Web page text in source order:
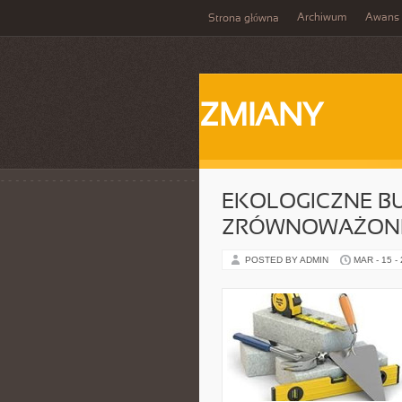
Strona główna Archiwum Awans
ZMIANY
EKOLOGICZNE
POSTED BY ADMIN MAR - 15 -